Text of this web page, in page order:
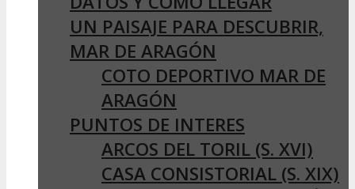
UN PAISAJE PARA DESCUBRIR,
MAR DE ARAGÓN
COTO DEPORTIVO MAR DE
ARAGÓN
PUNTOS DE INTERES
ARCOS DEL TORIL (S. XVI)
CASA CONSISTORIAL (S. XIX)